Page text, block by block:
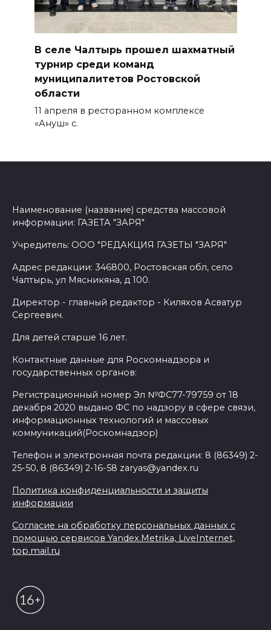
В селе Чалтырь прошел шахматный
турнир среди команд
муниципалитетов Ростовской
области
11 апреля в ресторанном комплексе
«Ануш» с.
Наименование (название) средства массовой
информации: ГАЗЕТА "ЗАРЯ"
Учредитель: ООО "РЕДАКЦИЯ ГАЗЕТЫ "ЗАРЯ"
Адрес редакции: 346800, Ростовская обл, село
Чалтырь, ул Мясникяна, д 100.
Директор - главный редактор - Киляхов Асватур
Сергеевич.
Для детей старше 16 лет.
Контактные данные для Роскомнадзора и
государственных органов:
Регистрационный номер Эл №ФС77-79759 от 18
декабря 2020 выдано ФС по надзору в сфере связи,
информационных технологий и массовых
коммуникаций(Роскомнадзор)
Телефон и электронная почта редакции: 8 (86349) 2-
25-50, 8 (86349) 2-16-58 zaryas@yandex.ru
Политика конфиденциальности и защиты
информации
Согласие на обработку персональных данных с
помощью сервисов Yandex.Metrika, LiveInternet,
top.mail.ru